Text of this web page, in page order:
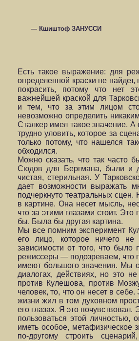
— Кшиштоф ЗАНУССИ
Есть такое выражение: для
определенной краски не
покрасить, потому что нет
важнейшей краской для
и тем, что за этим лицом
невозможно определить
Сталкер имел такое значение. А
трудно уловить, которое за
только потому, что нашелся
обходился.
Можно сказать, что так часто
Сюдов для Бергмана, были и
чистая, стерильная. У
дает возможности выражать
подчеркнуто театральных сцен.
в картине. Она несет мысль,
что за этими глазами стоит.
бы. Была бы другая картина.
Мы все помним эксперимент
его лицо, которое ничего
зависимости от того, что
режиссеры — подозреваем, что
имеют большого значения. Мы
диалогах, действиях, но это
против Кулешова, против
человек, то, что он несет в
жизни жил в том духовном
его глазах. Я это
пользоваться этой личностью,
иметь особое,
по-другому строить